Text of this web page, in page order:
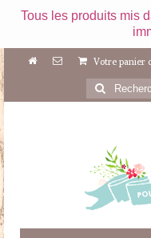
Tous les produits mis
Votre panier
Rechercher
: